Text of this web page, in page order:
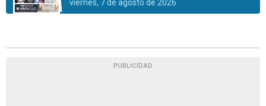
viernes, 7 de agosto de 2026
PUBLICIDAD